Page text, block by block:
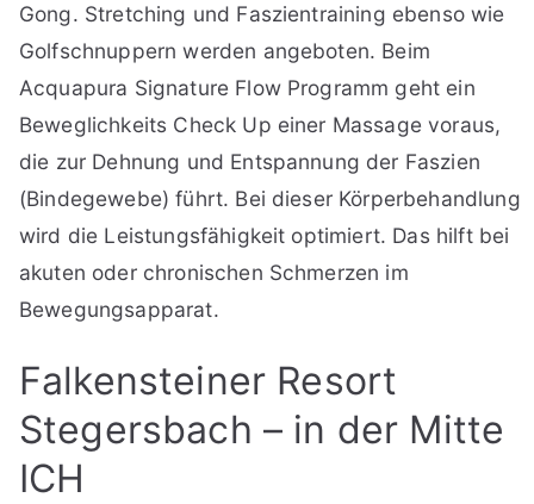
Gong. Stretching und Faszientraining ebenso wie
Golfschnuppern werden angeboten. Beim
Acquapura Signature Flow Programm geht ein
Beweglichkeits Check Up einer Massage voraus,
die zur Dehnung und Entspannung der Faszien
(Bindegewebe) führt. Bei dieser Körperbehandlung
wird die Leistungsfähigkeit optimiert. Das hilft bei
akuten oder chronischen Schmerzen im
Bewegungsapparat.
Falkensteiner Resort
Stegersbach – in der Mitte
ICH